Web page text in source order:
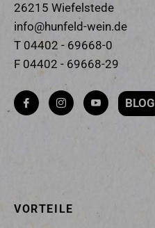
26215 Wiefelstede
info@hunfeld-wein.de
T 04402 - 69668-0
F 04402 - 69668-29
Fb Ins You
BLOG
VORTEILE